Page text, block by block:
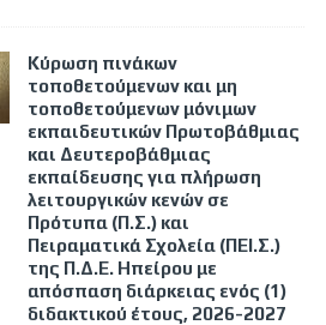
Κύρωση πινάκων
τοποθετούμενων και μη
τοποθετούμενων μόνιμων
εκπαιδευτικών Πρωτοβάθμιας
και Δευτεροβάθμιας
εκπαίδευσης για πλήρωση
λειτουργικών κενών σε
Πρότυπα (Π.Σ.) και
Πειραματικά Σχολεία (ΠΕΙ.Σ.)
της Π.Δ.Ε. Ηπείρου με
απόσπαση διάρκειας ενός (1)
διδακτικού έτους, 2026-2027